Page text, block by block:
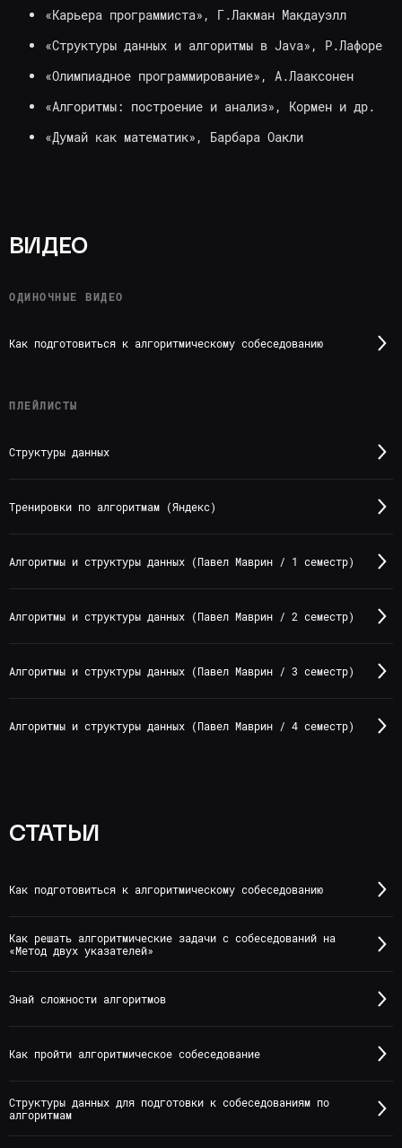
«Карьера программиста», Г.Лакман Макдауэлл
«Структуры данных и алгоритмы в Java», Р.Лафоре
«Олимпиадное программирование», А.Лааксонен
«Алгоритмы: построение и анализ», Кормен и др.
«Думай как математик», Барбара Оакли
ВИДЕО
ОДИНОЧНЫЕ ВИДЕО
Как подготовиться к алгоритмическому собеседованию
ПЛЕЙЛИСТЫ
Структуры данных
Тренировки по алгоритмам (Яндекс)
Алгоритмы и структуры данных (Павел Маврин / 1 семестр)
Алгоритмы и структуры данных (Павел Маврин / 2 семестр)
Алгоритмы и структуры данных (Павел Маврин / 3 семестр)
Алгоритмы и структуры данных (Павел Маврин / 4 семестр)
СТАТЬИ
Как подготовиться к алгоритмическому собеседованию
Как решать алгоритмические задачи с собеседований на
«Метод двух указателей»
Знай сложности алгоритмов
Как пройти алгоритмическое собеседование
Структуры данных для подготовки к собеседованиям по
алгоритмам